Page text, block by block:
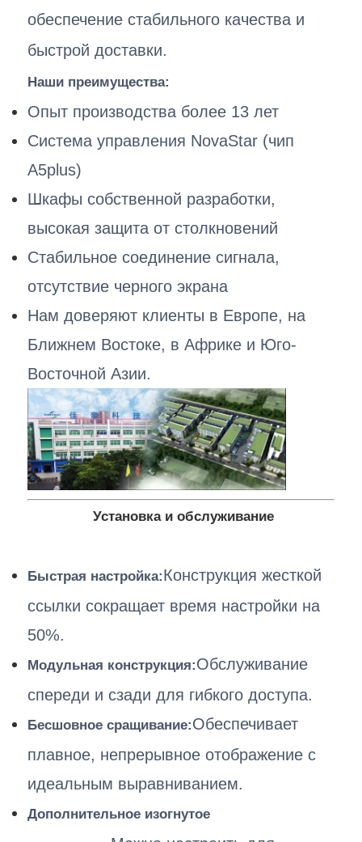
обеспечение стабильного качества и
быстрой доставки.
Наши преимущества:
Опыт производства более 13 лет
Система управления NovaStar (чип
A5plus)
Шкафы собственной разработки,
высокая защита от столкновений
Стабильное соединение сигнала,
отсутствие черного экрана
Нам доверяют клиенты в Европе, на
Ближнем Востоке, в Африке и Юго-
Восточной Азии.
Установка и обслуживание
Быстрая настройка:Конструкция жесткой
ссылки сокращает время настройки на
50%.
Модульная конструкция:Обслуживание
спереди и сзади для гибкого доступа.
Бесшовное сращивание:Обеспечивает
плавное, непрерывное отображение с
идеальным выравниванием.
Дополнительное изогнутое